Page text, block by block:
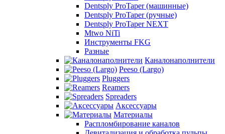
Dentsply ProTaper (машинные)
Dentsply ProTaper (ручные)
Dentsply ProTaper NEXT
Mtwo NiTi
Инструменты FKG
Разные
Каналонаполнители
Peeso (Largo)
Pluggers
Reamers
Spreaders
Аксессуары
Материалы
Распломбирование каналов